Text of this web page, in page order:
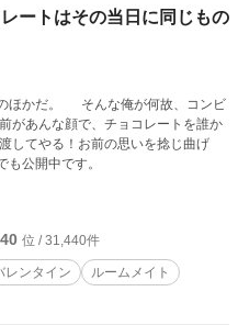
ートはその当日に同じもの
が何故、コンビ
。 エブリスタでも公開中です。
位 / 31,440件
レンタイン
ルームメイト